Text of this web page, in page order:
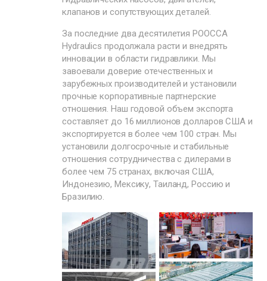
клапанов и сопутствующих деталей.
За последние два десятилетия POOCCA
Hydraulics продолжала расти и внедрять
инновации в области гидравлики. Мы
завоевали доверие отечественных и
зарубежных производителей и установили
прочные корпоративные партнерские
отношения. Наш годовой объем экспорта
составляет до 16 миллионов долларов США и
экспортируется в более чем 100 стран. Мы
установили долгосрочные и стабильные
отношения сотрудничества с дилерами в
более чем 75 странах, включая США,
Индонезию, Мексику, Таиланд, Россию и
Бразилию.